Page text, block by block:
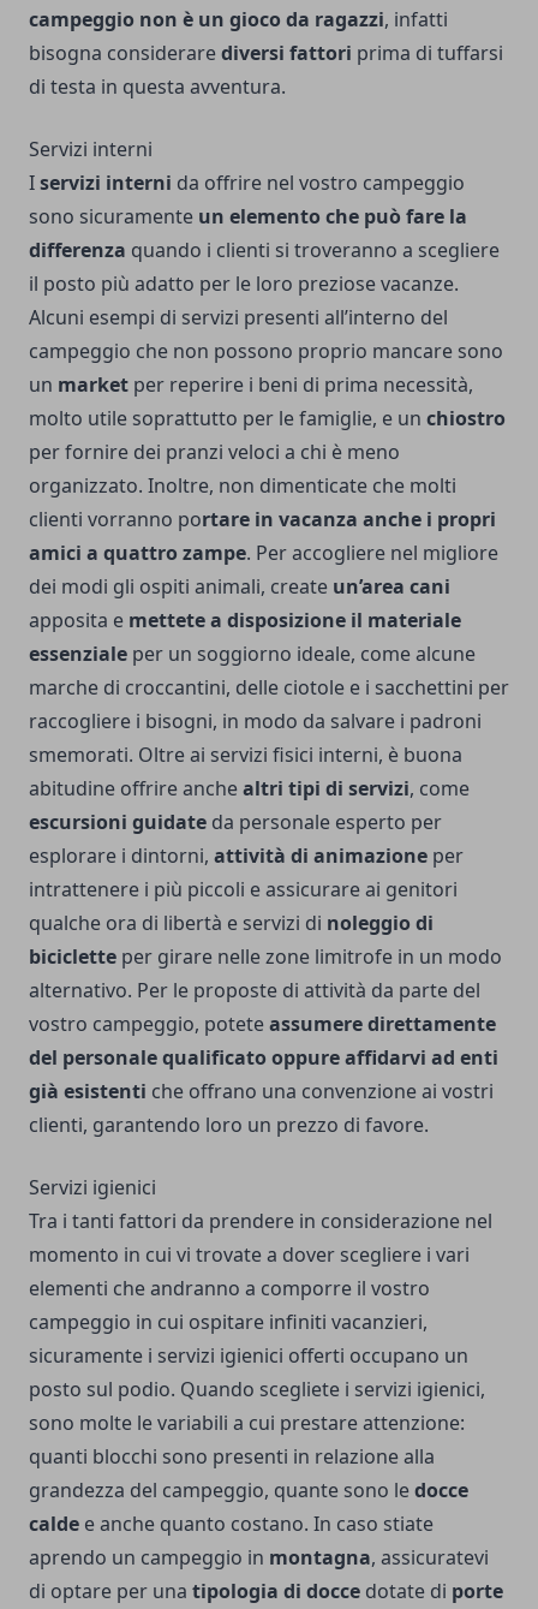
campeggio non è un gioco da ragazzi, infatti
bisogna considerarediversi fattori prima di tuffarsi
di testa in questa avventura.
Servizi interni
Iservizi interni da offrire nel vostro campeggio
sono sicuramente un elemento che può fare la
differenza quando i clienti si troveranno a scegliere
il posto più adatto per le loro preziose vacanze.
Alcuni esempi di servizi presenti all’interno del
campeggio che non possono proprio mancare sono
un market per reperire i beni di prima necessità,
molto utile soprattutto per le famiglie, e un chiostro
per fornire dei pranzi veloci a chi è meno
organizzato. Inoltre, non dimenticate che molti
clienti vorranno portare in vacanza anche i propri
amici a quattro zampe. Per accogliere nel migliore
dei modi gli ospiti animali, create un’area cani
apposita e mettete a disposizione il materiale
essenziale per un soggiorno ideale, come alcune
marche di croccantini, delle ciotole e i sacchettini per
raccogliere i bisogni, in modo da salvare i padroni
smemorati. Oltre ai servizi fisici interni, è buona
abitudine offrire anchealtri tipi di servizi, come
escursioni guidate da personale esperto per
esplorare i dintorni, attività di animazione per
intrattenere i più piccoli e assicurare ai genitori
qualche ora di libertà e servizi di noleggio di
biciclette per girare nelle zone limitrofe in un modo
alternativo. Per le proposte di attività da parte del
vostro campeggio, poteteassumere direttamente
del personale qualificato oppureaffidarvi ad enti
già esistenti che offrano una convenzione ai vostri
clienti, garantendo loro un prezzo di favore.
Servizi igienici
Tra i tanti fattori da prendere in considerazione nel
momento in cui vi trovate a dover scegliere i vari
elementi che andranno a comporre il vostro
campeggio in cui ospitare infiniti vacanzieri,
sicuramente i servizi igienici offerti occupano un
posto sul podio. Quando scegliete i servizi igienici,
sono molte le variabili a cui prestare attenzione:
quanti blocchi sono presenti in relazione alla
grandezza del campeggio, quante sono ledocce
calde e anche quanto costano. In caso stiate
aprendo un campeggio in montagna, assicuratevi
di optare per una tipologia di docce dotate di porte